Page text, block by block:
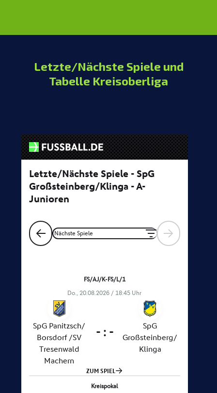
Letzte/Nächste Spiele und
Tabelle Kreisoberliga